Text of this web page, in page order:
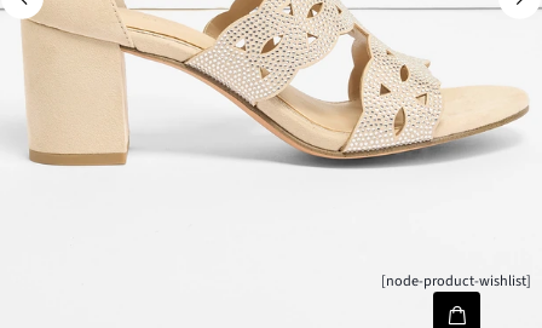
[node-product-wishlist]